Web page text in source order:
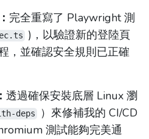
完全重寫了 Playwright 測
)，以驗證新的登陸頁
，並確認安全規則已正確
透過確保安裝底層 Linux 瀏
deps
）來修補我的 CI/CD
測試能夠完美通